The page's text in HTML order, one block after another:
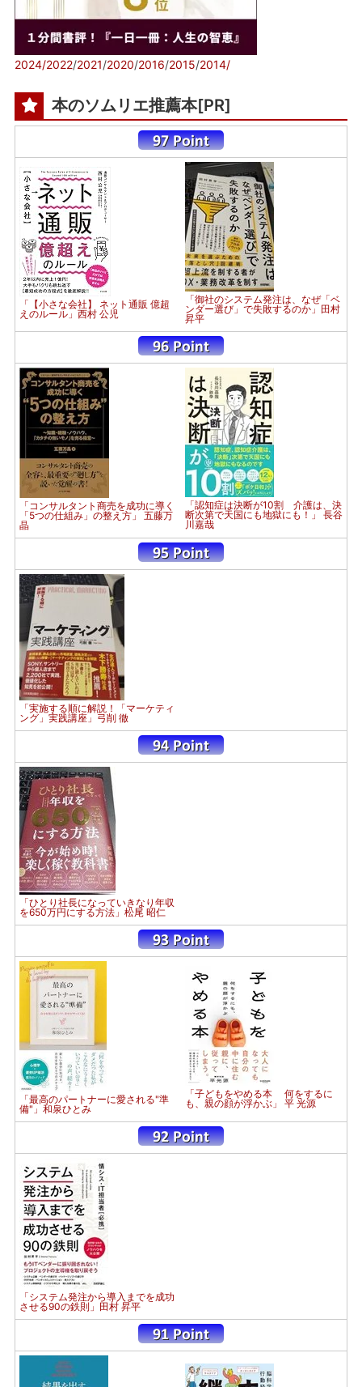
2024/2022/2021/2020/2016/2015/2014/
本のソムリエ推薦本[PR]
「【小さな会社】 ネット通販 億超
えのルール」西村 公児
「御社のシステム発注は、なぜ「ベ
ンダー選び」で失敗するのか」田村
昇平
「コンサルタント商売を成功に導く
「5つの仕組み」の整え方」 五藤万
晶
「認知症は決断が10割 介護は、決
断次第で天国にも地獄にも！」 長谷
川嘉哉
「実施する順に解説！「マーケティ
ング」実践講座」弓削 徹
「ひとり社長になっていきなり年収
を650万円にする方法」松尾 昭仁
「最高のパートナーに愛される"準
備"」和泉ひとみ
「子どもをやめる本 何をするに
も、親の顔が浮かぶ」 平 光源
「システム発注から導入までを成功
させる90の鉄則」田村 昇平